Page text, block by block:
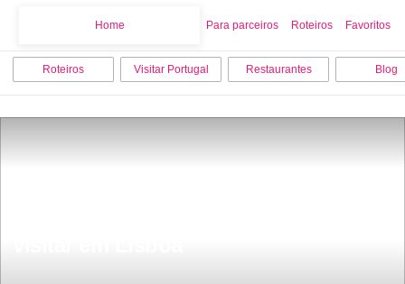
Home Para parceiros Roteiros Favoritos
Roteiros Visitar Portugal Restaurantes Blog